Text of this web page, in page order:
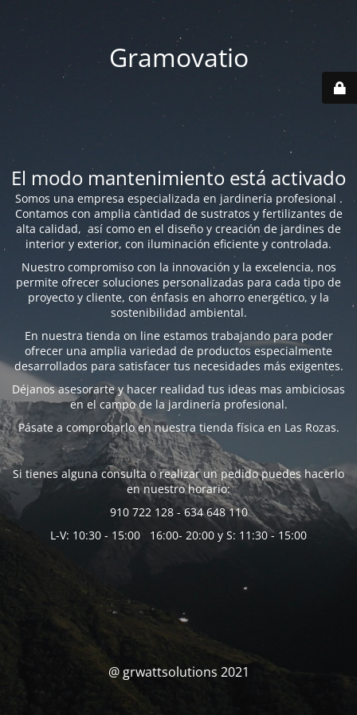
Gramovatio
El modo mantenimiento está activado
Somos una empresa especializada en jardinería profesional .
Contamos con amplia cantidad de sustratos y fertilizantes de
alta calidad, así como en el diseño y creación de jardines de
interior y exterior, con iluminación eficiente y controlada.
Nuestro compromiso con la innovación y la excelencia, nos
permite ofrecer soluciones personalizadas para cada tipo de
proyecto y cliente, con énfasis en ahorro energético, y la
sostenibilidad ambiental.
En nuestra tienda on line estamos trabajando para poder
ofrecer una amplia variedad de productos especialmente
desarrollados para satisfacer tus necesidades más exigentes.
Déjanos asesorarte y hacer realidad tus ideas mas ambiciosas
en el campo de la jardinería profesional.
Pásate a comprobarlo en nuestra tienda física en Las Rozas.
Si tienes alguna consulta o realizar un pedido puedes hacerlo
en nuestro horario:
910 722 128 - 634 648 110
L-V: 10:30 - 15:00 16:00- 20:00 y S: 11:30 - 15:00
@ grwattsolutions 2021